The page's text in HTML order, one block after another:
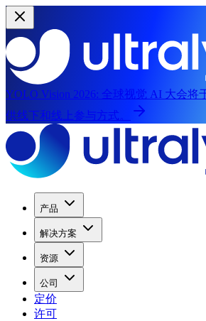
YOLO Vision 2026: 全球视觉 AI 大会将
供线下和线上参与方式。
产品
解决方案
资源
公司
定价
许可